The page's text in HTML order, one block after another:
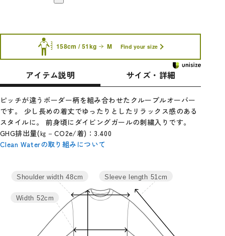
158cm / 51kg M Find your size
アイテム説明 サイズ・詳細
ピッチが違うボーダー柄を組み合わせたクループルオーバー
です。 少し長めの着丈でゆったりとしたリラックス感のある
スタイルに。 前身頃にダイビングガールの刺繍入りです。
GHG排出量(㎏－CO2e/着)：3.400
Clean Waterの取り組みについて
サイズ 身丈 肩幅 バスト 袖丈
48 104
52.5
Sleeve length 51cm
Width 52cm
Shoulder width 48cm